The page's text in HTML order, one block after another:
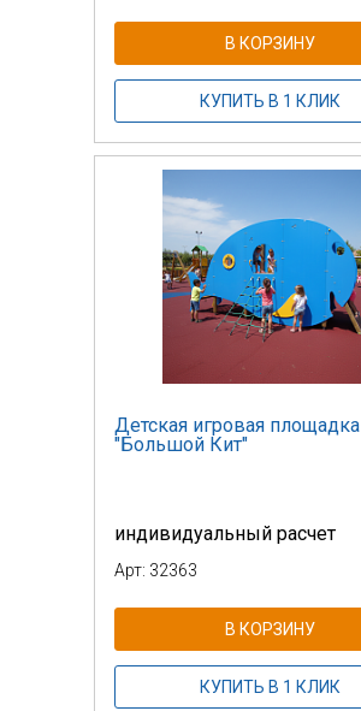
В КОРЗИНУ
КУПИТЬ В 1 КЛИК
Детская игровая площадка
"Большой Кит"
индивидуальный расчет
Арт: 32363
В КОРЗИНУ
КУПИТЬ В 1 КЛИК